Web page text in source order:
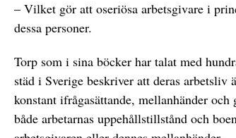
– Vilket gör att oseriösa arbetsgivare i
dessa personer.
Torp som i sina böcker har talat med
städ i Sverige beskriver att deras
konstant ifrågasättande, mellanhänder
både arbetarnas uppehållstillstånd och